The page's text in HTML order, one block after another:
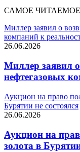
САМОЕ ЧИТАЕМОЕ
Миллер заявил о
компаний к
26.06.2026
Миллер заявил
нефтегазовых
Аукцион на право
Бурятии не состоялся
26.06.2026
Аукцион на
золота в